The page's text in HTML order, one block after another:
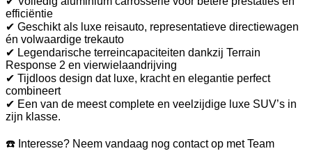
efficiëntie
✔ Geschikt als luxe reisauto, representatieve directiewagen
én volwaardige trekauto
✔ Legendarische terreincapaciteiten dankzij Terrain
Response 2 en vierwielaandrijving
✔ Tijdloos design dat luxe, kracht en elegantie perfect
combineert
✔ Een van de meest complete en veelzijdige luxe SUV’s in
zijn klasse.
☎️ Interesse? Neem vandaag nog contact op met Team